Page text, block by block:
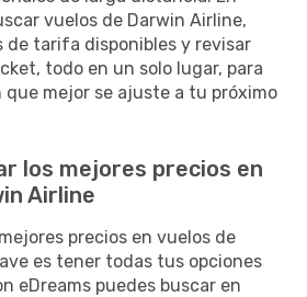
vuelos de Darwin Airline,
de tarifa disponibles y revisar
todo en un solo lugar, para
mejor se ajuste a tu próximo
los mejores precios en
Airline
precios en vuelos de
es tener todas tus opciones
eDreams puedes buscar en